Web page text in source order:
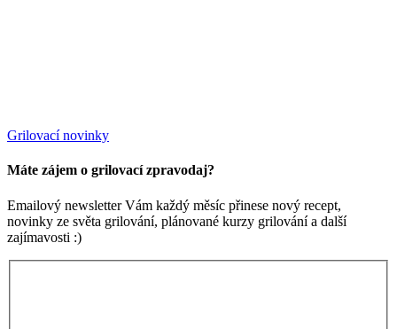
Grilovací novinky
Máte zájem o grilovací zpravodaj?
Emailový newsletter Vám každý měsíc přinese nový recept,
novinky ze světa grilování, plánované kurzy grilování a další
zajímavosti :)